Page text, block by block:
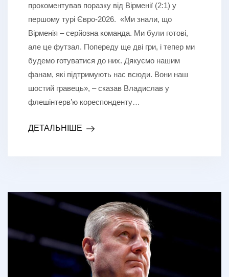
прокоментував поразку від Вірменії (2:1) у
першому турі Євро-2026. «Ми знали, що
Вірменія – серйозна команда. Ми були готові,
але це футзал. Попереду ще дві гри, і тепер ми
будемо готуватися до них. Дякуємо нашим
фанам, які підтримують нас всюди. Вони наш
шостий гравець», – сказав Владислав у
флешінтерв’ю кореспонденту…
ДЕТАЛЬНІШЕ